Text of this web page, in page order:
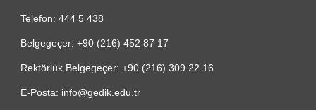
Telefon: 444 5 438
Belgegeçer: +90 (216) 452 87 17
Rektörlük Belgegeçer: +90 (216) 309 22 16
E-Posta: info@gedik.edu.tr